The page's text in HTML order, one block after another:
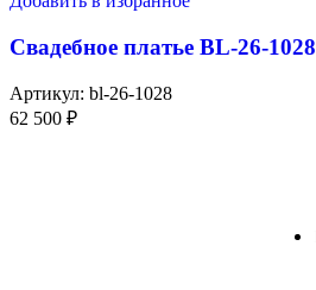
Свадебное платье BL-26-1028
Артикул: bl-26-1028
62 500 ₽